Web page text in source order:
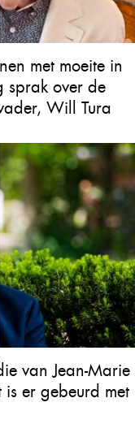
met moeite in
sprak over de
Will Tura
van Jean-Marie
is er gebeurd met